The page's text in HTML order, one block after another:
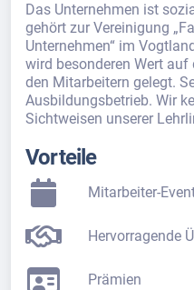
Das Unternehmen ist
gehört zur Vereinigung
Unternehmen“ im
wird besonderen Wert
den Mitarbeitern gelegt.
Ausbildungsbetrieb. Wir
Sichtweisen unserer
Vorteile
Mitarbeiter-
Hervorragende
Prämien